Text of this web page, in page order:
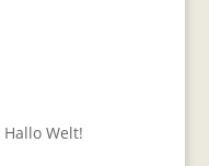
Hallo Welt!